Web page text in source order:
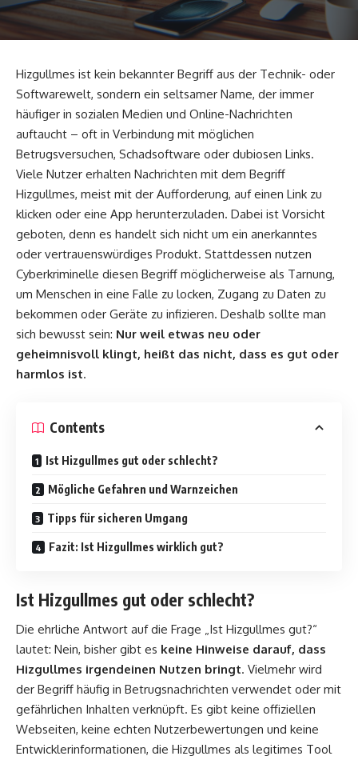
Hizgullmes ist kein bekannter Begriff aus der Technik- oder
Softwarewelt, sondern ein seltsamer Name, der immer
häufiger in sozialen Medien und Online-Nachrichten
auftaucht – oft in Verbindung mit möglichen
Betrugsversuchen, Schadsoftware oder dubiosen Links.
Viele Nutzer erhalten Nachrichten mit dem Begriff
Hizgullmes, meist mit der Aufforderung, auf einen Link zu
klicken oder eine App herunterzuladen. Dabei ist Vorsicht
geboten, denn es handelt sich nicht um ein anerkanntes
oder vertrauenswürdiges Produkt. Stattdessen nutzen
Cyberkriminelle diesen Begriff möglicherweise als Tarnung,
um Menschen in eine Falle zu locken, Zugang zu Daten zu
bekommen oder Geräte zu infizieren. Deshalb sollte man
sich bewusst sein: Nur weil etwas neu oder
geheimnisvoll klingt, heißt das nicht, dass es gut oder
harmlos ist.
Contents
Ist Hizgullmes gut oder schlecht?
Mögliche Gefahren und Warnzeichen
Tipps für sicheren Umgang
Fazit: Ist Hizgullmes wirklich gut?
Ist Hizgullmes gut oder schlecht?
Die ehrliche Antwort auf die Frage „Ist Hizgullmes gut?“
lautet: Nein, bisher gibt es keine Hinweise darauf, dass
Hizgullmes irgendeinen Nutzen bringt. Vielmehr wird
der Begriff häufig in Betrugsnachrichten verwendet oder mit
gefährlichen Inhalten verknüpft. Es gibt keine offiziellen
Webseiten, keine echten Nutzerbewertungen und keine
Entwicklerinformationen, die Hizgullmes als legitimes Tool